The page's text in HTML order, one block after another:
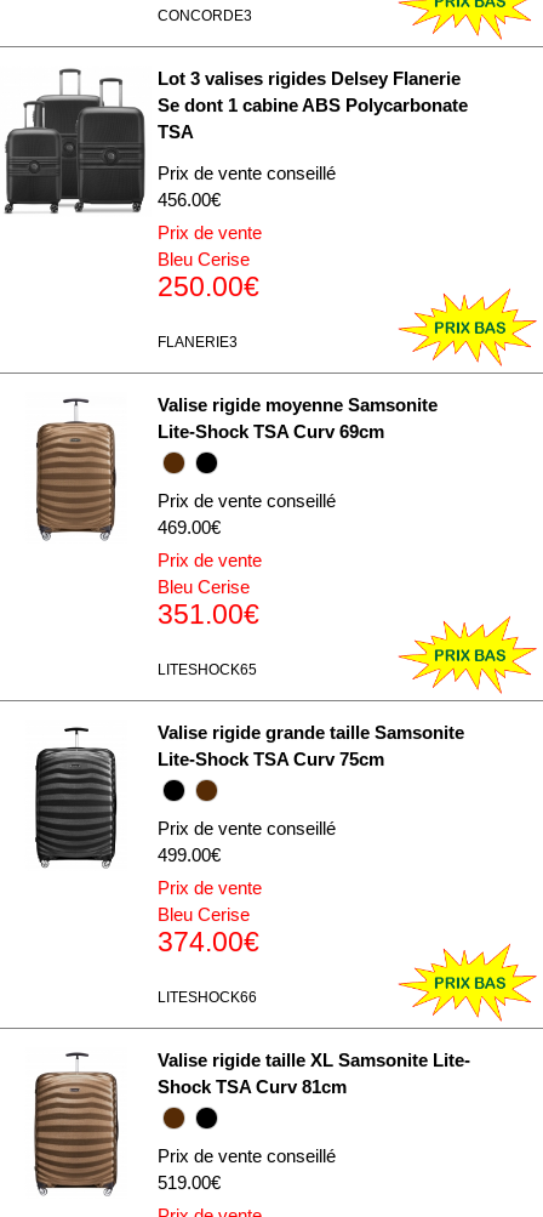
CONCORDE3
Lot 3 valises rigides Delsey Flanerie
Se dont 1 cabine ABS Polycarbonate
TSA
Prix de vente conseillé
456.00€
Prix de vente
Bleu Cerise
250.00€
FLANERIE3
Valise rigide moyenne Samsonite
Lite-Shock TSA Curv 69cm
Prix de vente conseillé
469.00€
Prix de vente
Bleu Cerise
351.00€
LITESHOCK65
Valise rigide grande taille Samsonite
Lite-Shock TSA Curv 75cm
Prix de vente conseillé
499.00€
Prix de vente
Bleu Cerise
374.00€
LITESHOCK66
Valise rigide taille XL Samsonite Lite-
Shock TSA Curv 81cm
Prix de vente conseillé
519.00€